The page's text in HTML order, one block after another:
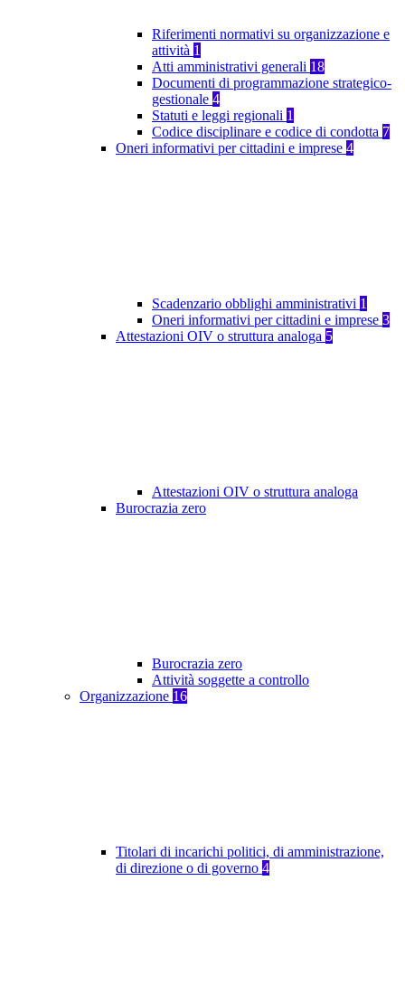
Riferimenti normativi su organizzazione e
attività 1
Atti amministrativi generali 18
Documenti di programmazione strategico-
gestionale 4
Statuti e leggi regionali 1
Codice disciplinare e codice di condotta 7
Oneri informativi per cittadini e imprese 4
Scadenzario obblighi amministrativi 1
Oneri informativi per cittadini e imprese 3
Attestazioni OIV o struttura analoga 5
Attestazioni OIV o struttura analoga
Burocrazia zero
Burocrazia zero
Attività soggette a controllo
Organizzazione 16
Titolari di incarichi politici, di amministrazione,
di direzione o di governo 4